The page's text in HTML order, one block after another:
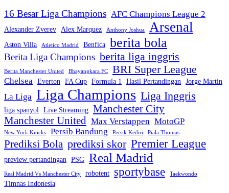
16 Besar Liga Champions AFC Champions League 2
Alexander Zverev Alex Marquez Anthony Joshua Arsenal
Aston Villa Atletico Madrid Benfica berita bola
Berita Liga Champions berita liga inggris
Berita Manchester United Bhayangkara FC BRI Super League
Chelsea Everton FA Cup Formula 1 Hasil Pertandingan Jorge Martin
La Liga Liga Champions Liga Inggris
liga spanyol Live Streaming Manchester City
Manchester United Max Verstappen MotoGP
New York Knicks Persib Bandung Persik Kediri Piala Thomas
Prediksi Bola prediksi skor Premier League
preview pertandingan PSG Real Madrid
Real Madrid Vs Manchester City robotent sportybase Taekwondo
Timnas Indonesia